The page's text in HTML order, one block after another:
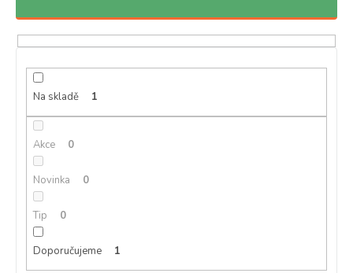
p
Na skladě 1
Akce 0
Novinka 0
Tip 0
Doporučujeme 1